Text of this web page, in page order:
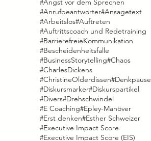
#Angst vor dem Sprechen
#Anrufbeantworter#Ansagetext
#Arbeitslos#Auftreten
#Auftrittscoach und Redetraining
#BarrierefreieKommunikation
#Bescheidenheitsfalle
#BusinessStorytelling#Chaos
#CharlesDickens
#ChristineOlderdissen#Denkpause
#Diskursmarker#Diskurspartikel
#Divers#Drehschwindel
#E Coaching#Epley-Manöver
#Erst denken#Esther Schweizer
#Executive Impact Score
#Executive Impact Score (EIS)